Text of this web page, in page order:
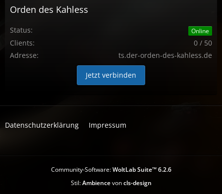
Orden des Kahless
Status: Online
Clients:
0 / 50
Adresse:
ts.der-orden-des-kahless.de
Jetzt verbinden
Datenschutzerklärung Impressum
Community-Software:WoltLab Suite™ 6.2.6
Stil:Ambiencevoncls-design